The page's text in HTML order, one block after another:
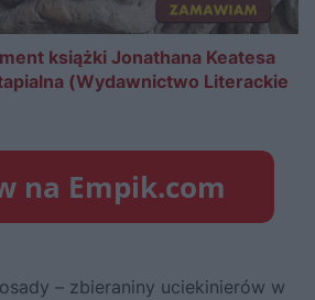
książki Jonathana Keatesa
(Wydawnictwo Literackie
– zbieraniny uciekinierów w